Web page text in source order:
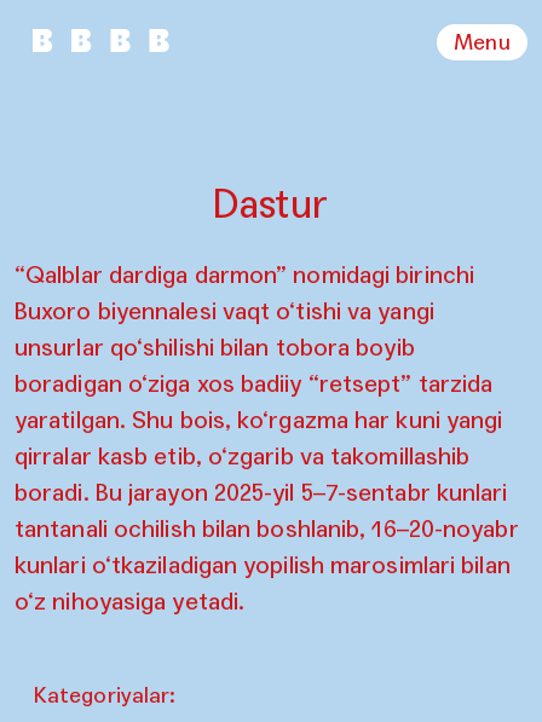
Menu
Dastur
“Qalblar dardiga darmon” nomidagi birinchi
Buxoro biyennalesi vaqt o‘tishi va yangi
unsurlar qo‘shilishi bilan tobora boyib
boradigan o‘ziga xos badiiy “retsept” tarzida
yaratilgan. Shu bois, ko‘rgazma har kuni yangi
qirralar kasb etib, o‘zgarib va takomillashib
boradi. Bu jarayon 2025-yil 5–7-sentabr kunlari
tantanali ochilish bilan boshlanib, 16–20-noyabr
kunlari o‘tkaziladigan yopilish marosimlari bilan
o‘z nihoyasiga yetadi.
Kategoriyalar: